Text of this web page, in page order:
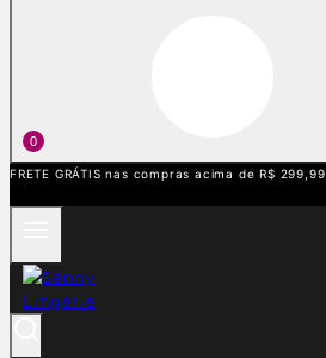
0
FRETE GRÁTIS nas compras acima de R$ 299,99